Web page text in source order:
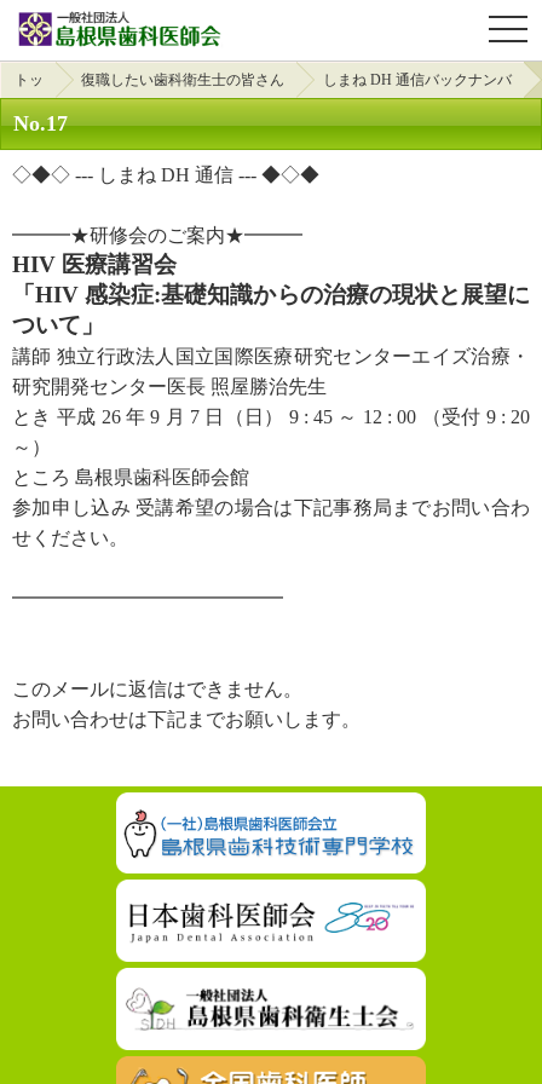
トッ
プ
復職したい歯科衛生士の皆さん
しまね DH 通信バックナンバ
No.17
◇◆◇ --- しまね DH 通信 --- ◆◇◆
━━━★研修会のご案内★━━━
HIV 医療講習会
「HIV 感染症:基礎知識からの治療の現状と展望に
ついて」
講師 独立行政法人国立国際医療研究センターエイズ治療・
研究開発センター医長 照屋勝治先生
とき 平成 26 年 9 月 7 日（日） 9 : 45 ～ 12 : 00 （受付 9 : 20
～）
ところ 島根県歯科医師会館
参加申し込み 受講希望の場合は下記事務局までお問い合わ
せください。
━━━━━━━━━━━━━━
このメールに返信はできません。
お問い合わせは下記までお願いします。